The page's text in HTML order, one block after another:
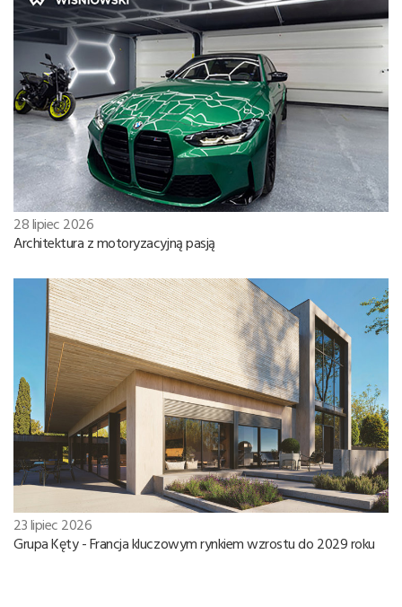
28 lipiec 2026
Architektura z motoryzacyjną pasją
23 lipiec 2026
Grupa Kęty - Francja kluczowym rynkiem wzrostu do 2029 roku